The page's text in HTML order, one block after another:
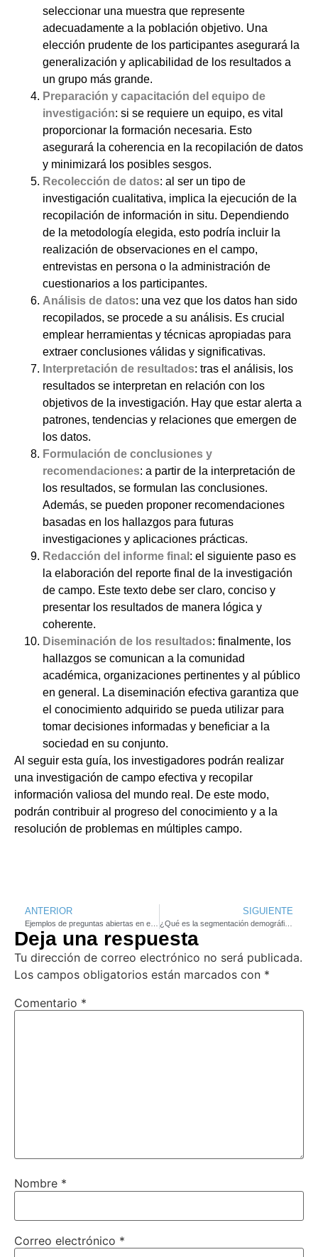
seleccionar una muestra que represente
adecuadamente a la población objetivo. Una
elección prudente de los participantes asegurará la
generalización y aplicabilidad de los resultados a
un grupo más grande.
Preparación y capacitación del equipo de
investigación: si se requiere un equipo, es vital
proporcionar la formación necesaria. Esto
asegurará la coherencia en la recopilación de datos
y minimizará los posibles sesgos.
Recolección de datos: al ser un tipo de
investigación cualitativa, implica la ejecución de la
recopilación de información in situ. Dependiendo
de la metodología elegida, esto podría incluir la
realización de observaciones en el campo,
entrevistas en persona o la administración de
cuestionarios a los participantes.
Análisis de datos: una vez que los datos han sido
recopilados, se procede a su análisis. Es crucial
emplear herramientas y técnicas apropiadas para
extraer conclusiones válidas y significativas.
Interpretación de resultados: tras el análisis, los
resultados se interpretan en relación con los
objetivos de la investigación. Hay que estar alerta a
patrones, tendencias y relaciones que emergen de
los datos.
Formulación de conclusiones y
recomendaciones: a partir de la interpretación de
los resultados, se formulan las conclusiones.
Además, se pueden proponer recomendaciones
basadas en los hallazgos para futuras
investigaciones y aplicaciones prácticas.
Redacción del informe final : el siguiente paso es
la elaboración del reporte final de la investigación
de campo. Este texto debe ser claro, conciso y
presentar los resultados de manera lógica y
coherente.
Diseminación de los resultados: finalmente, los
hallazgos se comunican a la comunidad
académica, organizaciones pertinentes y al público
en general. La diseminación efectiva garantiza que
el conocimiento adquirido se pueda utilizar para
tomar decisiones informadas y beneficiar a la
sociedad en su conjunto.
Al seguir esta guía, los investigadores podrán realizar
una investigación de campo efectiva y recopilar
información valiosa del mundo real. De este modo,
podrán contribuir al progreso del conocimiento y a la
resolución de problemas en múltiples campo.
ANTERIOR SIGUIENTE
¿Qué es la segmentación demográfica? 6 ejemplos claves
Deja una respuesta
Tu dirección de correo electrónico no será publicada.
Los campos obligatorios están marcados con *
Comentario *
Nombre *
Correo electrónico *